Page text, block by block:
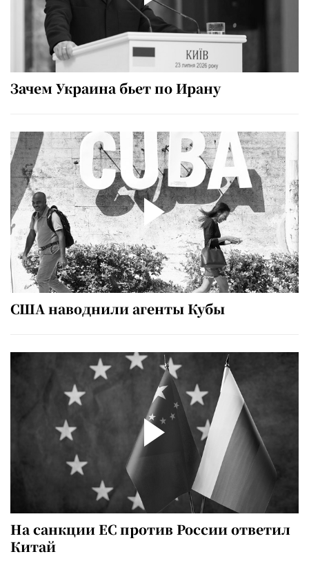
Зачем Украина бьет по Ирану
США наводнили агенты Кубы
На санкции ЕС против России ответил
Китай